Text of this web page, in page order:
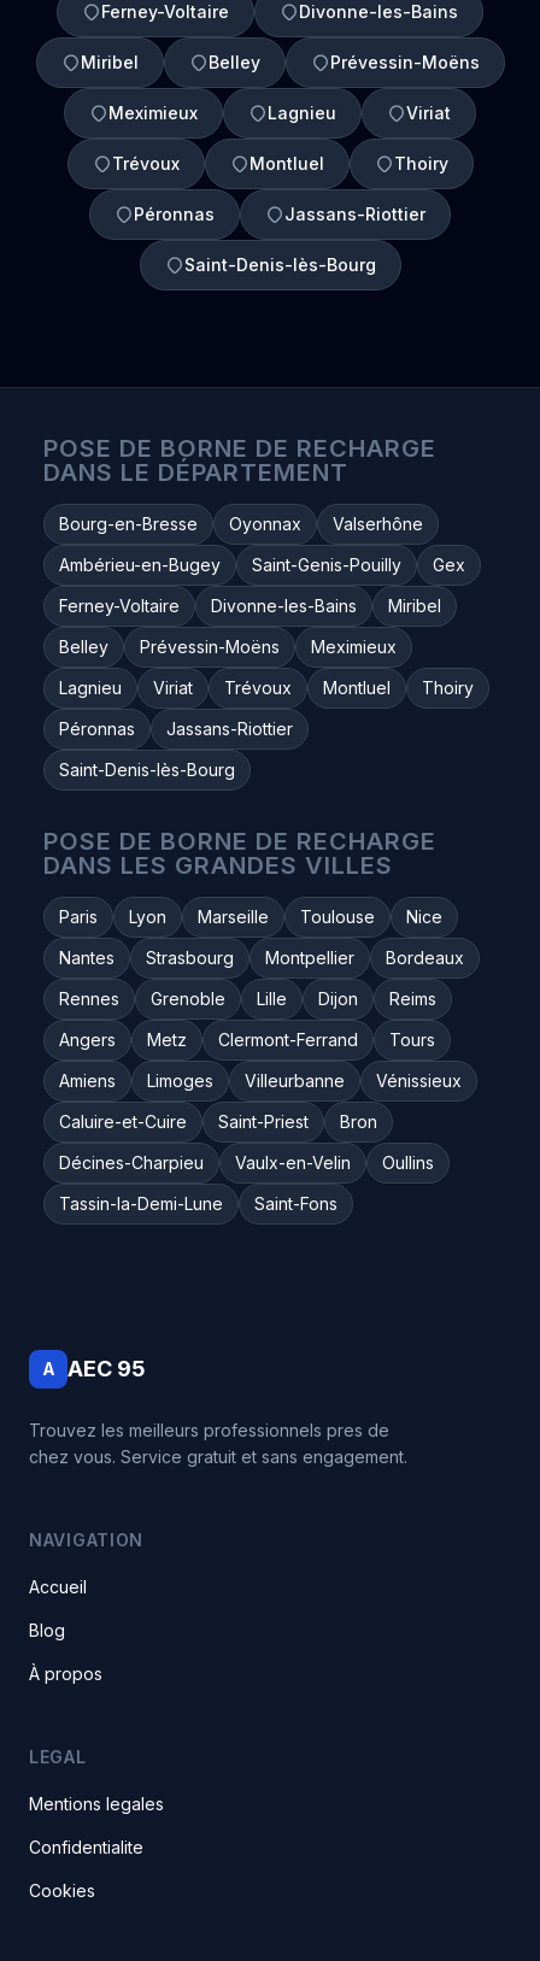
Ferney-Voltaire Divonne-les-Bains
Miribel Belley Prévessin-Moëns
Meximieux Lagnieu Viriat
Trévoux Montluel Thoiry
Péronnas Jassans-Riottier
Saint-Denis-lès-Bourg
POSE DE BORNE DE RECHARGE
DANS LE DÉPARTEMENT
Bourg-en-Bresse Oyonnax
Valserhône
Ambérieu-en-Bugey
Saint-Genis-Pouilly
Gex
Ferney-Voltaire
Divonne-les-Bains
Miribel
Belley
Prévessin-Moëns
Meximieux
Lagnieu
Viriat Trévoux Montluel
Thoiry
Péronnas
Jassans-Riottier
Saint-Denis-lès-Bourg
POSE DE BORNE DE RECHARGE
DANS LES GRANDES VILLES
Paris Lyon Marseille Toulouse
Nice
Nantes
Strasbourg Montpellier
Bordeaux
Rennes
Grenoble Lille Dijon
Reims
Angers
Metz Clermont-Ferrand
Tours
Amiens
Limoges Villeurbanne
Vénissieux
Caluire-et-Cuire
Saint-Priest
Bron
Décines-Charpieu
Vaulx-en-Velin
Oullins
Tassin-la-Demi-Lune
Saint-Fons
A AEC 95
Trouvez les meilleurs professionnels pres de
chez vous. Service gratuit et sans engagement.
NAVIGATION
Accueil
Blog
À propos
LEGAL
Mentions legales
Confidentialite
Cookies